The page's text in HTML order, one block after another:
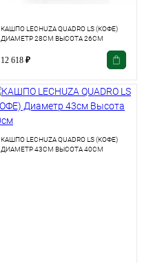
КАШПО LECHUZA QUADRO LS (КОФЕ)
ДИАМЕТР 28СМ ВЫСОТА 26СМ
12 618 ₽
КАШПО LECHUZA QUADRO LS (КОФЕ)
ДИАМЕТР 43СМ ВЫСОТА 40СМ